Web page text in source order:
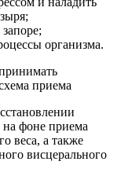
организма.
фоне приема
веса, а также
висцерального